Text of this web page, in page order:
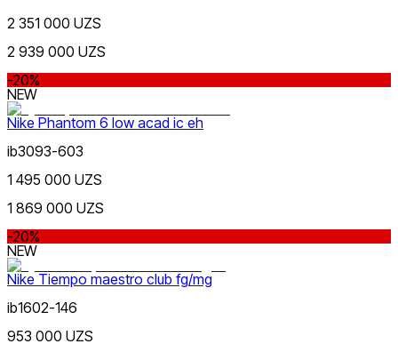
Красный
Синий
Новинки
2 351 000 UZS
2 939 000 UZS
-20%
NEW
Nike Phantom 6 low acad ic eh
ib3093-603
1 495 000 UZS
1 869 000 UZS
-20%
NEW
Nike Tiempo maestro club fg/mg
ib1602-146
953 000 UZS